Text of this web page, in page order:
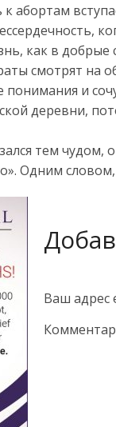
к абортам
как в добрые
смотрят на
и
деревни,
тем
Одним
Ваш адрес